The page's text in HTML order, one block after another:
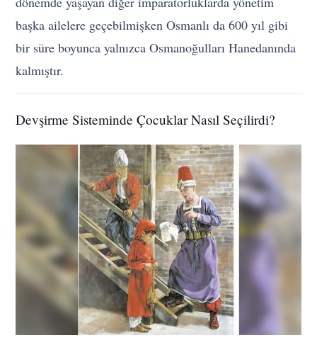
başka ailelere geçebilmişken Osmanlı da 600 yıl gibi
bir süre boyunca yalnızca Osmanoğulları Hanedanında
kalmıştır.
Devşirme Sisteminde Çocuklar Nasıl Seçilirdi?